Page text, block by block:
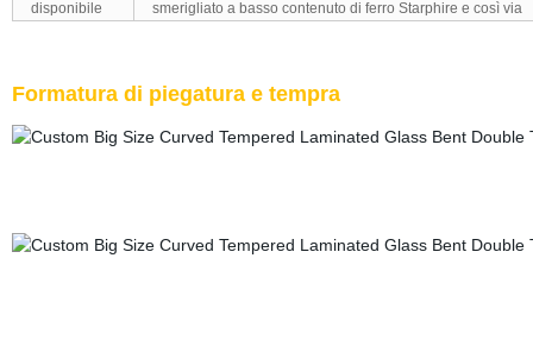
disponibile
smerigliato a basso contenuto di ferro Starphire e così via
Formatura di piegatura e tempra